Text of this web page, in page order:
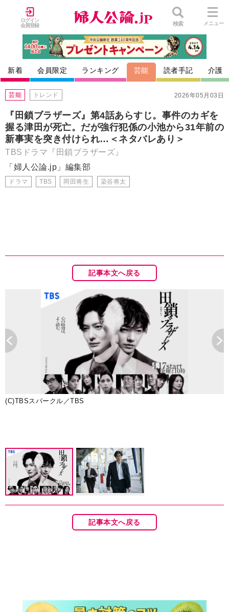
ログイン
会員登録
検索 メニュー
新着 会員限定 ランキング 芸能 読者手記 介護
2026年05月03日
芸能 トレンド
『田鎖ブラザーズ』第4話あらすじ。事件のカギを
握る津田が死亡。だが強行犯係の小池から31年前の
新事実を突き付けられ…＜ネタバレあり＞
TBSドラマ『田鎖ブラザーズ』
「婦人公論.jp」編集部
ドラマ TBS 岡田将生 染谷将太
記事本文へ戻る
(C)TBSスパークル／TBS
記事本文へ戻る